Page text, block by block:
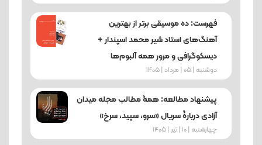
فهرست: ده موسیقی برتر از بهترین
آهنگ‌های استاد شیر محمد اسپندار +
دیسکوگرافی و مرور همه آلبوم‌ها
دوشنبه | 05 | مرداد | 1405
پیشنهاد مطالعه: همۀ مطالب مجله میدان
آزادی دربارۀ سریال «سرو، سپید، سرخ»
چهارشنبه | 10 | تیر | 1405